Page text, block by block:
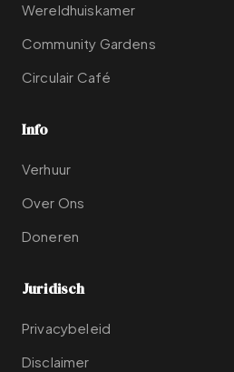
Wereldhuiskamer
Community Gardens
Circulair Café
Info
Verhuur
Over Ons
Doneren
Juridisch
Privacybeleid
Disclaimer